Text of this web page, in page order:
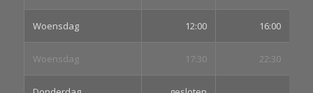
Woensdag 12:00 16:00
Woensdag 17:30 22:30